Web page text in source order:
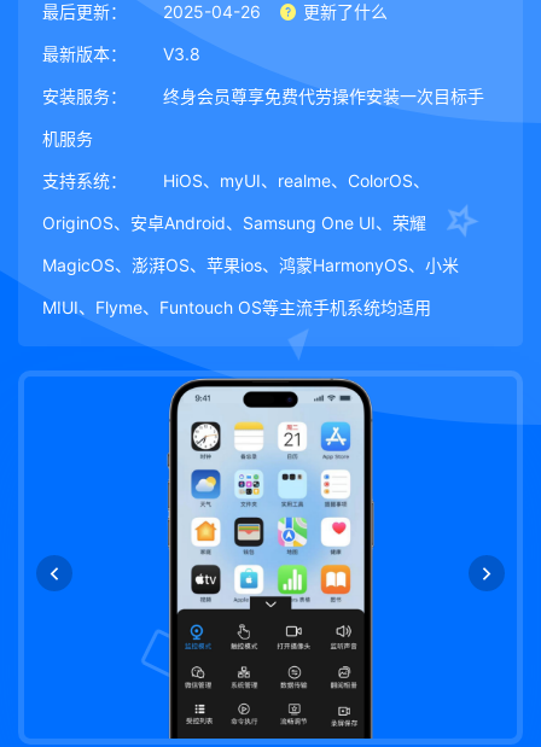
最后更新： 2025-04-26 更新了什么
最新版本： V3.8
安装服务： 终身会员尊享免费代劳操作安装一次目标手
机服务
支持系统： HiOS、myUI、realme、ColorOS、
OriginOS、安卓Android、Samsung One UI、荣耀
MagicOS、澎湃OS、苹果ios、鸿蒙HarmonyOS、小米
MIUI、Flyme、Funtouch OS等主流手机系统均适用